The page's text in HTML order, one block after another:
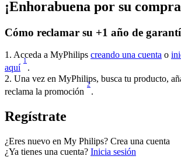
¡Enhorabuena por su
Cómo reclamar su +1 año de
1. Acceda a MyPhilips creando una cuenta o
aquí
1
.
2. Una vez en MyPhilips, busca tu producto,
reclama la promoción
2
.
Regístrate
¿Eres nuevo en My Philips? Crea una cuenta
¿Ya tienes una cuenta? Inicia sesión